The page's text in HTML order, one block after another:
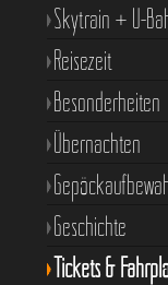
Skytrain + U-
Reisezeit
Besonderheiten
Übernachten
Geschichte
Tickets &